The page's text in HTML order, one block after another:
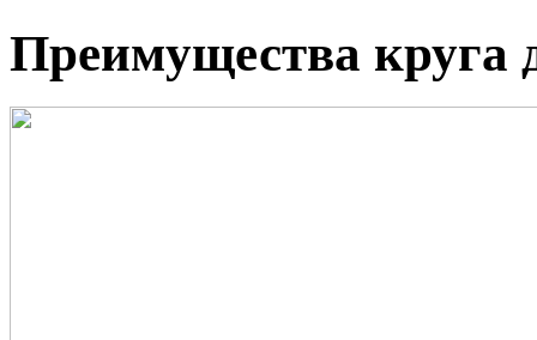
Преимущества круга